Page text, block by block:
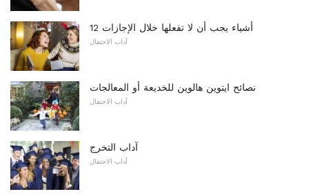
12 أشياء يجب أن لا تفعلها خلال الإجازات
آداب الاحتفال
نصائح ايتوين هالوين للخديعة أو المعالجات
آداب الاحتفال
آداب التخرج
آداب الاحتفال